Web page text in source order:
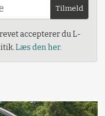
Tilmeld
accepterer du L-
Læs den her.